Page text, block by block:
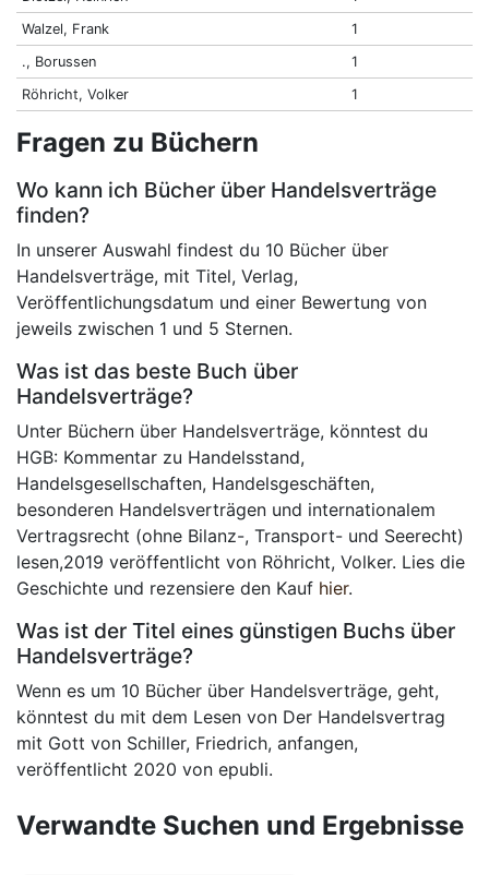
Walzel, Frank
1
., Borussen
1
Röhricht, Volker
1
Fragen zu Büchern
Wo kann ich Bücher über Handelsverträge
finden?
In unserer Auswahl findest du 10 Bücher über
Handelsverträge, mit Titel, Verlag,
Veröffentlichungsdatum und einer Bewertung von
jeweils zwischen 1 und 5 Sternen.
Was ist das beste Buch über
Handelsverträge?
Unter Büchern über Handelsverträge, könntest du
HGB: Kommentar zu Handelsstand,
Handelsgesellschaften, Handelsgeschäften,
besonderen Handelsverträgen und internationalem
Vertragsrecht (ohne Bilanz-, Transport- und Seerecht)
lesen,2019 veröffentlicht von Röhricht, Volker. Lies die
Geschichte und rezensiere den Kauf hier.
Was ist der Titel eines günstigen Buchs über
Handelsverträge?
Wenn es um 10 Bücher über Handelsverträge, geht,
könntest du mit dem Lesen von Der Handelsvertrag
mit Gott von Schiller, Friedrich, anfangen,
veröffentlicht 2020 von epubli.
Verwandte Suchen und Ergebnisse